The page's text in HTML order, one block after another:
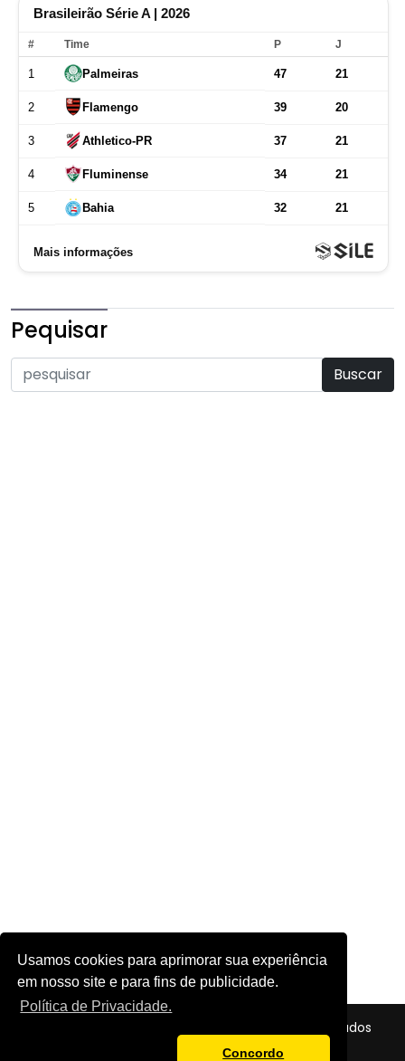
Usamos cookies para aprimorar sua experiência
em nosso site e para fins de publicidade.
Política de Privacidade.
Concordo
Pequisar
© 2026 - Futebol em Foco - Todos os direitos reservados